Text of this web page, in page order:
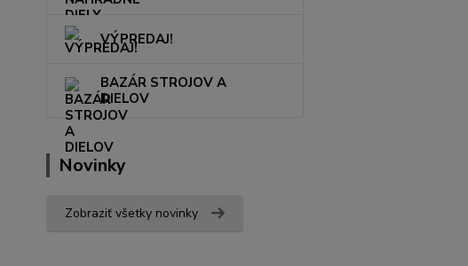
VÝPREDAJ!
BAZÁR STROJOV A
DIELOV
Novinky
Zobraziť všetky novinky